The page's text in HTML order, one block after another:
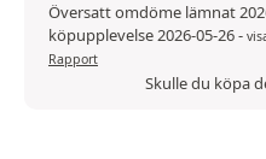
Översatt omdöme lämnat
köpupplevelse 2026-05-26-
Rapport
Skulle du köpa